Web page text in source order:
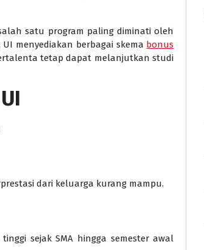
satu program paling diminati oleh
menyediakan berbagai skema bonus
tetap dapat melanjutkan studi
dari keluarga kurang mampu.
sejak SMA hingga semester awal